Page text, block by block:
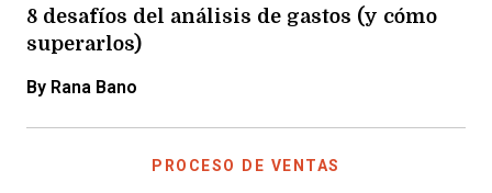
8 desafíos del análisis de gastos (y cómo
superarlos)
By Rana Bano
PROCESO DE VENTAS